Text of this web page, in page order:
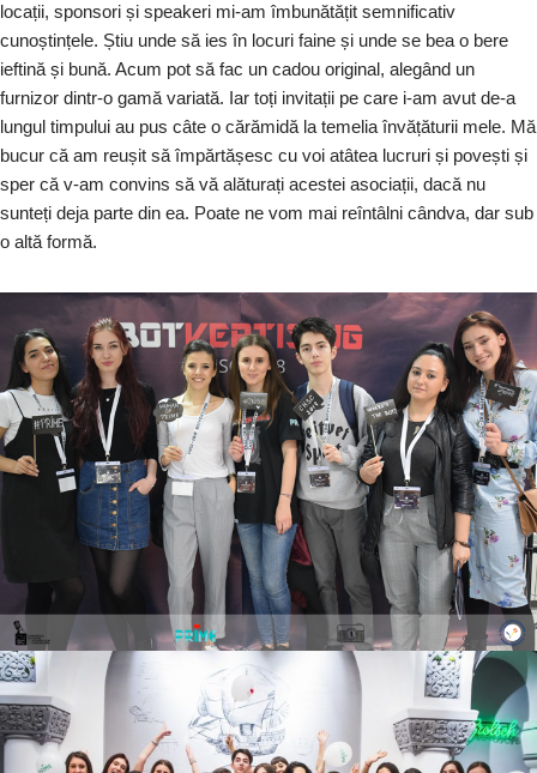
locații, sponsori și speakeri mi-am îmbunătățit semnificativ
cunoștințele. Știu unde să ies în locuri faine și unde se bea o bere
ieftină și bună. Acum pot să fac un cadou original, alegând un
furnizor dintr-o gamă variată. Iar toți invitații pe care i-am avut de-a
lungul timpului au pus câte o cărămidă la temelia învățăturii mele. Mă
bucur că am reușit să împărtășesc cu voi atâtea lucruri și povești și
sper că v-am convins să vă alăturați acestei asociații, dacă nu
sunteți deja parte din ea. Poate ne vom mai reîntâlni cândva, dar sub
o altă formă.